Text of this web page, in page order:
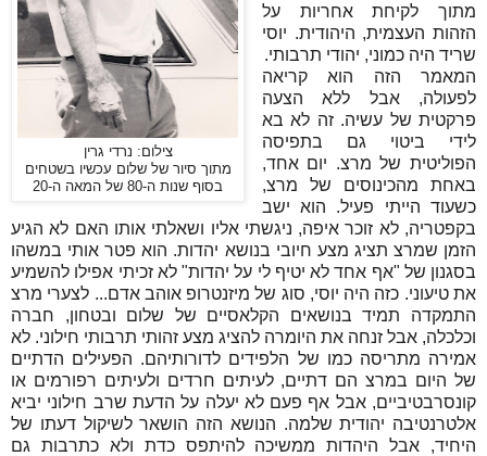
צילום: נרדי גרין
מתוך סיור של שלום עכשיו בשטחים
בסוף שנות ה-80 של המאה ה-20
מתוך לקיחת אחריות על
הזהות העצמית, היהודית. יוסי
שריד היה כמוני, יהודי תרבותי.
המאמר הזה הוא קריאה
לפעולה, אבל ללא הצעה
פרקטית של עשיה. זה לא בא
לידי ביטוי גם בתפיסה
הפוליטית של מרצ. יום אחד,
באחת מהכינוסים של מרצ,
כשעוד הייתי פעיל. הוא ישב
בקפטריה, לא זוכר איפה, ניגשתי אליו ושאלתי אותו האם לא הגיע
הזמן שמרצ תציג מצע חיובי בנושא יהדות. הוא פטר אותי במשהו
בסגנון של "אף אחד לא יטיף לי על יהדות" לא זכיתי אפילו להשמיע
את טיעוני. כזה היה יוסי, סוג של מיזנטרופ אוהב אדם... לצערי מרצ
התמקדה תמיד בנושאים הקלאסיים של שלום ובטחון, חברה
וכלכלה, אבל זנחה את היומרה להציג מצע זהותי תרבותי חילוני. לא
אמירה מתריסה כמו של הלפידים לדורותיהם. הפעילים הדתיים
של היום במרצ הם דתיים, לעיתים חרדים ולעיתים רפורמים או
קונסרבטיביים, אבל אף פעם לא יעלה על הדעת שרב חילוני יביא
אלטרנטיבה יהודית שלמה. הנושא הזה הושאר לשיקול דעתו של
היחיד, אבל היהדות ממשיכה להיתפס כדת ולא כתרבות גם